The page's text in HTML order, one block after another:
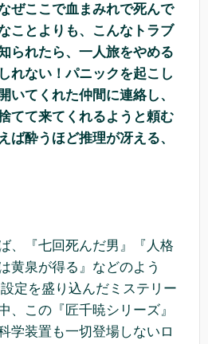
ぜここで血まみれで死んで
ことよりも、こんなトラブ
られたら、一人旅をやめる
れない！パニックを起こし
いてくれた仲間に連絡し、
てて来てくれるようと頼む
ば酔うほど推理が冴える、
、『七回死んだ男』『人格
黄泉が得る』などのよう
定を盛り込んだミステリー
、この『匠千暁シリーズ』
学装置も一切登場しないロ